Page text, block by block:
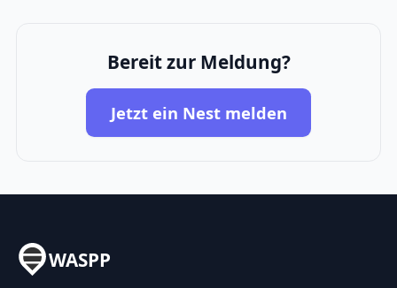
Bereit zur Meldung?
Jetzt ein Nest melden
WASPP